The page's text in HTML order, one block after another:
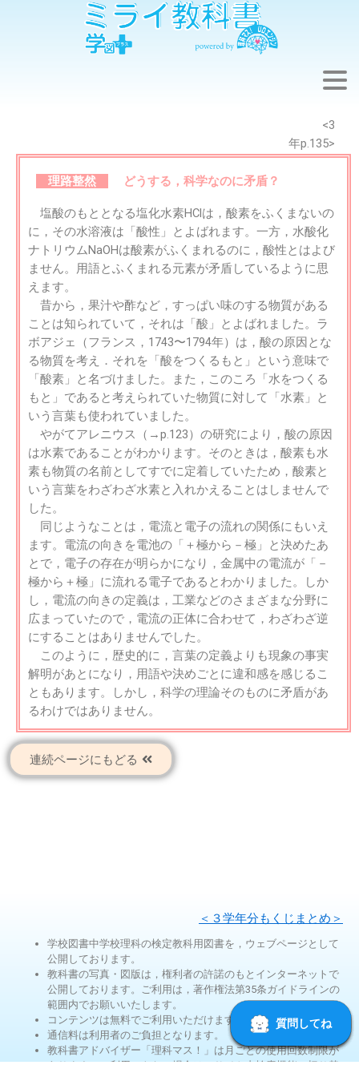
<3
年p.135>
理路整然 どうする，科学なのに矛盾？
塩酸のもととなる塩化水素HClは，酸素をふくまないの
に，その水溶液は「酸性」とよばれます。一方，水酸化
ナトリウムNaOHは酸素がふくまれるのに，酸性とはよび
ません。用語とふくまれる元素が矛盾しているように思
えます。
昔から，果汁や酢など，すっぱい味のする物質がある
ことは知られていて，それは「酸」とよばれました。ラ
ボアジェ（フランス，1743〜1794年）は，酸の原因とな
る物質を考え．それを「酸をつくるもと」という意味で
「酸素」と名づけました。また，このころ「水をつくる
もと」であると考えられていた物質に対して「水素」と
いう言葉も使われていました。
やがてアレニウス（→p.123）の研究により，酸の原因
は水素であることがわかります。そのときは，酸素も水
素も物質の名前としてすでに定着していたため，酸素と
いう言葉をわざわざ水素と入れかえることはしませんで
した。
同じようなことは，電流と電子の流れの関係にもいえ
ます。電流の向きを電池の「＋極から－極」と決めたあ
とで，電子の存在が明らかになり，金属中の電流が「－
極から＋極」に流れる電子であるとわかりました。しか
し，電流の向きの定義は，工業などのさまざまな分野に
広まっていたので，電流の正体に合わせて，わざわざ逆
にすることはありませんでした。
このように，歴史的に，言葉の定義よりも現象の事実
解明があとになり，用語や決めごとに違和感を感じるこ
ともあります。しかし，科学の理論そのものに矛盾があ
るわけではありません。
連続ページにもどる
＜３学年分もくじまとめ＞
学校図書中学校理科の検定教科用図書を，ウェブページとして
公開しております。
教科書の写真・図版は，権利者の許諾のもとインターネットで
公開しております。ご利用は，著作権法第35条ガイドラインの
範囲内でお願いいたします。
コンテンツは無料でご利用いただけます。
通信料は利用者のご負担となります。
教科書アドバイザー「理科マス！」は月ごとの使用回数制限が
あります。ご利用できない場合は，サイト内検索機能に切り替